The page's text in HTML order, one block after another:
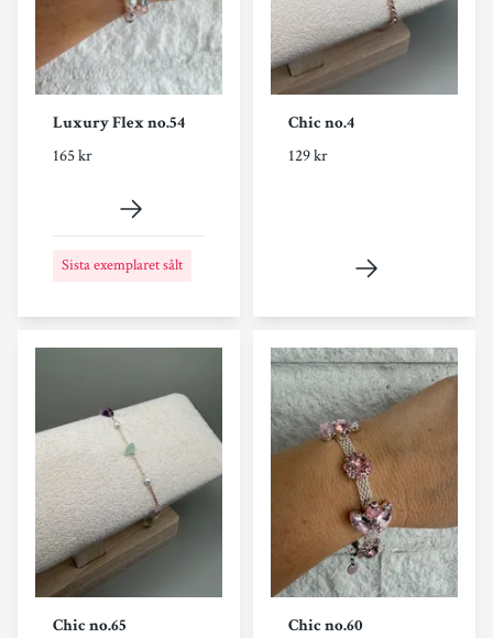
Luxury Flex no.54
165 kr
Sista exemplaret sålt
Chic no.4
129 kr
Chic no.65
Chic no.60